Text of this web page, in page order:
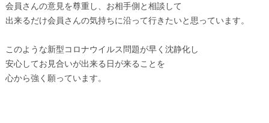
会員さんの意見を尊重し、お相手側と相談して
出来るだけ会員さんの気持ちに沿って行きたいと思っています。
このような新型コロナウイルス問題が早く沈静化し
安心してお見合いが出来る日が来ることを
心から強く願っています。